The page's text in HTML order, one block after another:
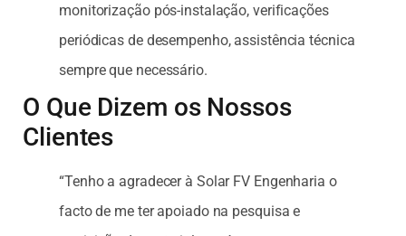
monitorização pós-instalação, verificações
periódicas de desempenho, assistência técnica
sempre que necessário.
O Que Dizem os Nossos
Clientes
“Tenho a agradecer à Solar FV Engenharia o
facto de me ter apoiado na pesquisa e